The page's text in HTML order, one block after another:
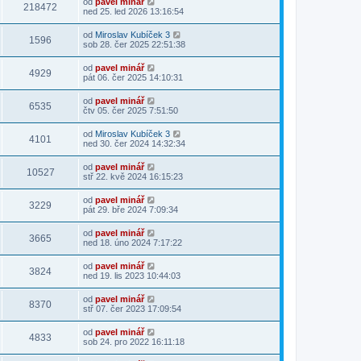
218472
ned 25. led 2026 13:16:54
1596 od Miroslav Kubíček 3
sob 28. čer 2025 22:51:38
4929 od pavel minář
pát 06. čer 2025 14:10:31
6535 od pavel minář
čtv 05. čer 2025 7:51:50
4101 od Miroslav Kubíček 3
ned 30. čer 2024 14:32:34
10527 od pavel minář
stř 22. kvě 2024 16:15:23
3229 od pavel minář
pát 29. bře 2024 7:09:34
3665 od pavel minář
ned 18. úno 2024 7:17:22
3824 od pavel minář
ned 19. lis 2023 10:44:03
8370 od pavel minář
stř 07. čer 2023 17:09:54
4833 od pavel minář
sob 24. pro 2022 16:11:18